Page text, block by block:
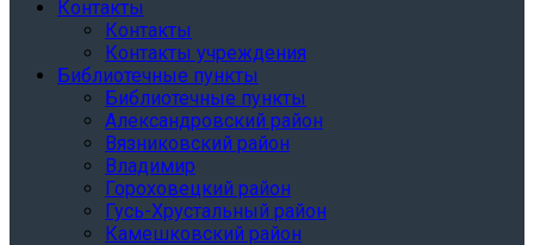
Контакты
Контакты
Контакты учреждения
Библиотечные пункты
Библиотечные пункты
Александровский район
Вязниковский район
Владимир
Гороховецкий район
Гусь-Хрустальный район
Камешковский район